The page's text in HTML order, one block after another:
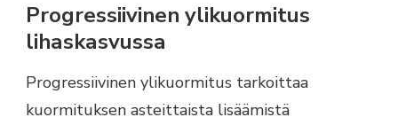
Progressiivinen ylikuormitus
lihaskasvussa
Progressiivinen ylikuormitus tarkoittaa
kuormituksen asteittaista lisäämistä